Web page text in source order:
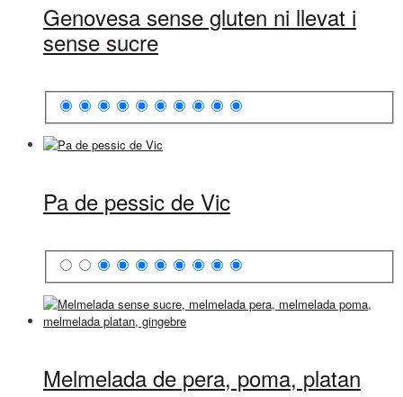
Genovesa sense gluten ni llevat i
sense sucre
Pa de pessic de Vic
Melmelada de pera, poma, platan